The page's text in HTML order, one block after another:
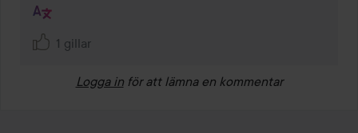
1 gillar
Logga in för att lämna en kommentar